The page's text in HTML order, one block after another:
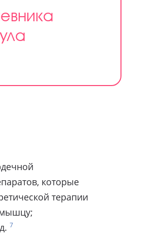
которые
терапии
мышцу;
7